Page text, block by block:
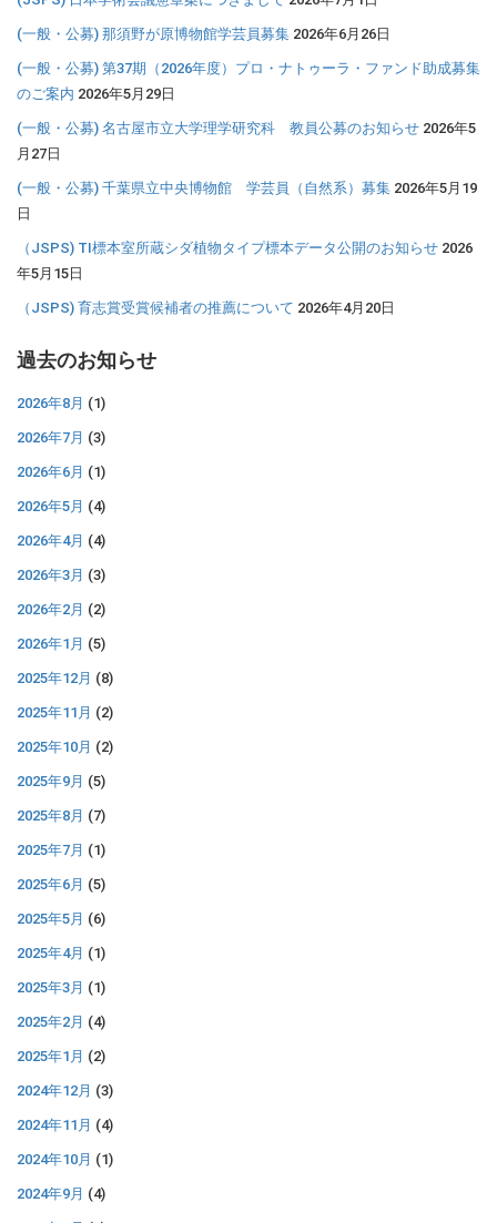
(一般・公募) 那須野が原博物館学芸員募集 2026年6月26日
(一般・公募) 第37期（2026年度）プロ・ナトゥーラ・ファンド助成募集
のご案内 2026年5月29日
(一般・公募) 名古屋市立大学理学研究科 教員公募のお知らせ 2026年5
月27日
(一般・公募) 千葉県立中央博物館 学芸員（自然系）募集 2026年5月19
日
（JSPS) TI標本室所蔵シダ植物タイプ標本データ公開のお知らせ 2026
年5月15日
（JSPS) 育志賞受賞候補者の推薦について 2026年4月20日
過去のお知らせ
2026年8月 (1)
2026年7月 (3)
2026年6月 (1)
2026年5月 (4)
2026年4月 (4)
2026年3月 (3)
2026年2月 (2)
2026年1月 (5)
2025年12月 (8)
2025年11月 (2)
2025年10月 (2)
2025年9月 (5)
2025年8月 (7)
2025年7月 (1)
2025年6月 (5)
2025年5月 (6)
2025年4月 (1)
2025年3月 (1)
2025年2月 (4)
2025年1月 (2)
2024年12月 (3)
2024年11月 (4)
2024年10月 (1)
2024年9月 (4)